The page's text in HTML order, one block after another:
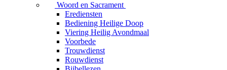
Woord en Sacrament
Erediensten
Bediening Heilige Doop
Viering Heilig Avondmaal
Voorbede
Trouwdienst
Rouwdienst